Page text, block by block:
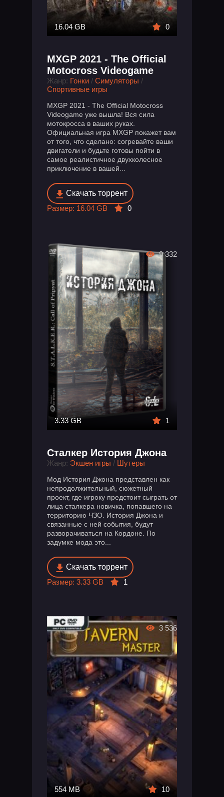
16.04 GB 0
MXGP 2021 - The Official
Motocross Videogame
Жанр: Гонки / Симуляторы /
Спортивные игры
MXGP 2021 - The Official Motocross
Videogame уже вышла! Вся сила
мотокросса в ваших руках.
Официальная игра MXGP покажет вам
от того, что сделано: согревайте ваши
двигатели и будьте готовы пойти в
самое реалистичное двухколесное
приключение в вашей...
Скачать торрент
Размер: 16.04 GB
0
3.33 GB 1
Сталкер История Джона
Жанр: Экшен игры / Шутеры
Мод История Джона представлен как
непродолжительный, сюжетный
проект, где игроку предстоит сыграть от
лица сталкера новичка, попавшего на
территорию ЧЗО. История Джона и
связанные с ней события, будут
разворачиваться на Кордоне. По
задумке мода это...
Скачать торрент
Размер: 3.33 GB
1
9 332
554 MB 10
3 536